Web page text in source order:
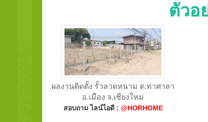
ตัวอ
ผลงานติดตั้ง รั้วลวดหนาม ต.ท่าศาลา
อ.เมือง จ.เชียงใหม่
สอบถาม ไลน์ไอดี : @HORHOME